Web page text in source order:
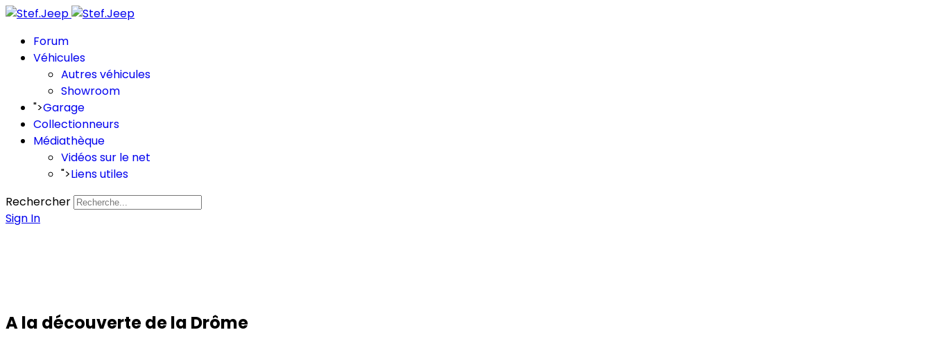
Forum
Véhicules
Autres véhicules
Showroom
">Garage
Collectionneurs
Médiathèque
Vidéos sur le net
">Liens utiles
Rechercher
Sign In
A la découverte de la Drôme